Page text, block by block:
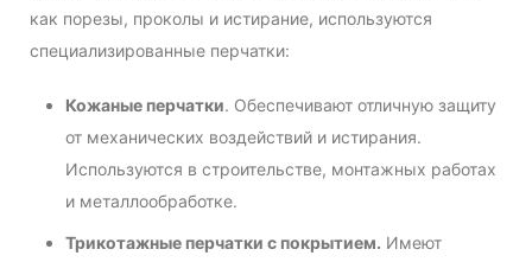
как порезы, проколы и истирание, используются
специализированные перчатки:
Кожаные перчатки. Обеспечивают отличную защиту
от механических воздействий и истирания.
Используются в строительстве, монтажных работах
и металлообработке.
Трикотажные перчатки с покрытием. Имеют